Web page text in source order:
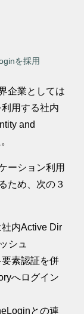
を採用
企業としては
用する社内
and
ーション利用
ため、次の３
内Active Dir
シュ
素認証を併
へログイン
との連